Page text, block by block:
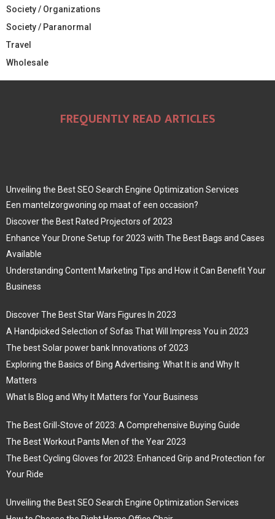
Society / Organizations
Society / Paranormal
Travel
Wholesale
FREQUENTLY READ ARTICLES
Unveiling the Best SEO Search Engine Optimization Services
Een mantelzorgwoning op maat of een occasion?
Discover the Best Rated Projectors of 2023
Enhance Your Drone Setup for 2023 with The Best Bags and Cases
Available
Understanding Content Marketing Tips and How it Can Benefit Your
Business
Discover The Best Star Wars Figures In 2023
A Handpicked Selection of Sofas That Will Impress You in 2023
The best Solar power bank Innovations of 2023
Exploring the Basics of Bing Advertising: What It is and Why It
Matters
What Is Blog and Why It Matters for Your Business
The Best Grill-Stove of 2023: A Comprehensive Buying Guide
The Best Workout Pants Men of the Year 2023
The Best Cycling Gloves for 2023: Enhanced Grip and Protection for
Your Ride
Unveiling the Best SEO Search Engine Optimization Services